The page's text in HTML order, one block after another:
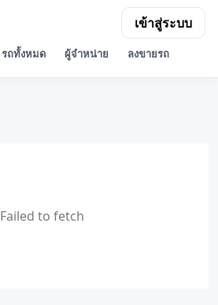
รถทั้งหมด ผู้จำหน่าย ลงขายรถ
เข้าสู่ระบบ
Failed to fetch